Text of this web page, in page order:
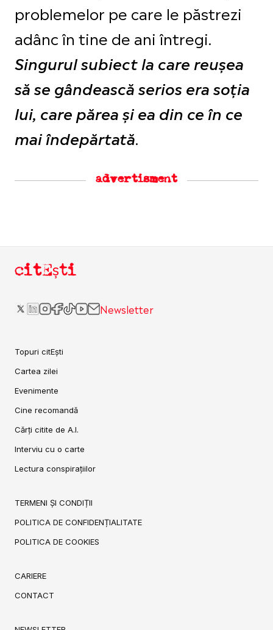
problemelor pe care le păstrezi
adânc în tine de ani întregi.
Singurul subiect la care reușea
să se gândească serios era soția
lui, care părea și ea din ce în ce
mai îndepărtată.
advertisment
citEști
Newsletter
Topuri citEști
Cartea zilei
Evenimente
Cine recomandă
Cărți citite de A.I.
Interviu cu o carte
Lectura conspirațiilor
TERMENI ȘI CONDIȚII
POLITICA DE CONFIDENȚIALITATE
POLITICA DE COOKIES
CARIERE
CONTACT